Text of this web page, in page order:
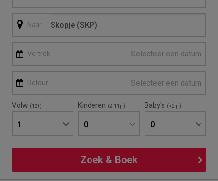
Naar
Vertrek Selecteer een datum
Retour Selecteer een datum
Volw (12+)
1
Kinderen (2-11jr)
0
Baby's (<2 jr)
0
Zoek & Boek